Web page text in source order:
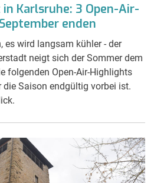
Karlsruhe: 3 Open-Air-
enden
es wird langsam kühler - der
neigt sich der Sommer dem
folgenden Open-Air-Highlights
die Saison endgültig vorbei ist.